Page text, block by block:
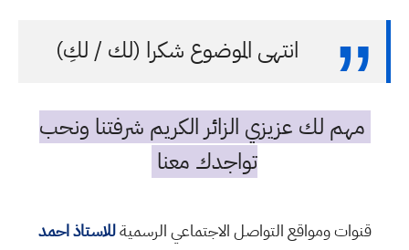
انتهى الموضوع شكرا (لك / لكِ)
مهم لك عزيزي الزائر الكريم شرفتنا ونحب
تواجدك معنا
قنوات ومواقع التواصل الاجتماعي الرسميةللاستاذ احمد